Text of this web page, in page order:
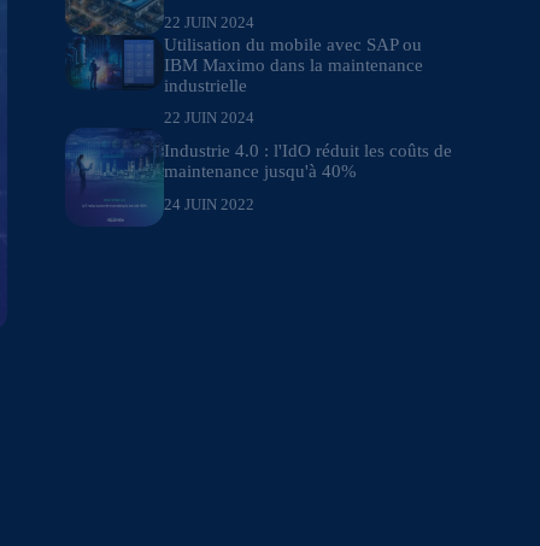
22 JUIN 2024
Utilisation du mobile avec SAP ou
IBM Maximo dans la maintenance
industrielle
22 JUIN 2024
Industrie 4.0 : l'IdO réduit les coûts de
maintenance jusqu'à 40%
24 JUIN 2022